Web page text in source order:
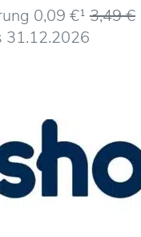
0,09 €¹ 3,49 €
31.12.2026